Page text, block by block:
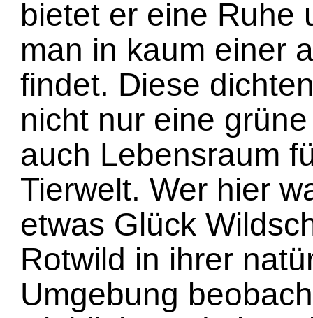
bietet er eine Ruhe
man in kaum einer
findet. Diese
nicht nur eine
auch Lebensraum
Tierwelt. Wer hier
etwas Glück
Rotwild in ihrer
Umgebung